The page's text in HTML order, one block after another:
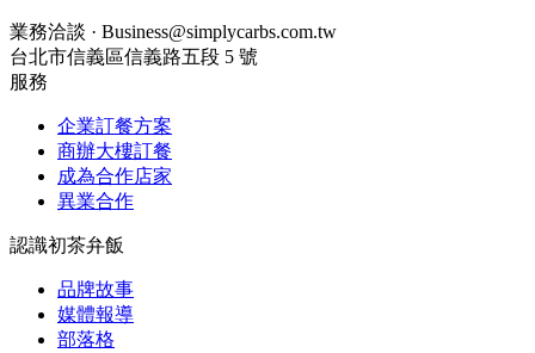
業務洽談 · Business@simplycarbs.com.tw
台北市信義區信義路五段 5 號
服務
企業訂餐方案
商辦大樓訂餐
成為合作店家
異業合作
認識初茶弁飯
品牌故事
媒體報導
部落格